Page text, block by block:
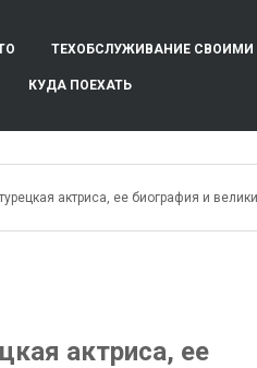
ТЕХОБСЛУЖИВАНИЕ СВОИМИ
КУДА ПОЕХАТЬ
актриса, ее биография и
актриса, ее